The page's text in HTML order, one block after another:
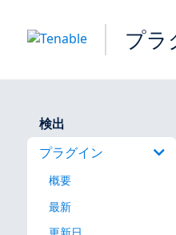
プラ
検出
プラグイン
概要
最新
更新日